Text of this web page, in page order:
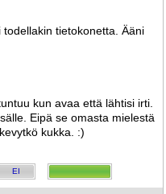
tietokonetta. Ääni
kun avaa että lähtisi irti.
Eipä se omasta mielestä
kukka. :)
EI